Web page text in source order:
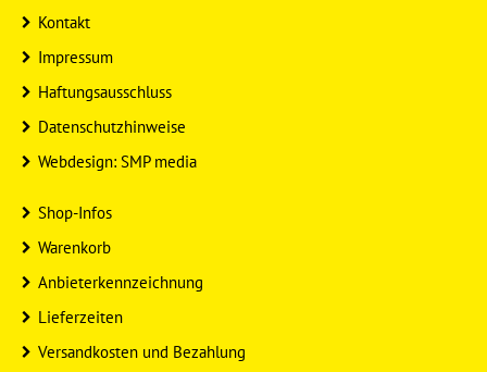
Kontakt
Impressum
Haftungsausschluss
Datenschutzhinweise
Webdesign: SMP media
Shop-Infos
Warenkorb
Anbieterkennzeichnung
Lieferzeiten
Versandkosten und Bezahlung